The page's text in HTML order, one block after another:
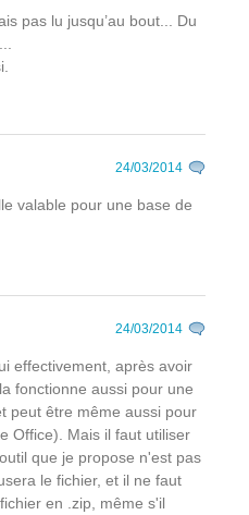
pas lu jusqu’au bout... Du
24/03/2014
valable pour une base de
24/03/2014
effectivement, après avoir
fonctionne aussi pour une
peut être même aussi pour
Office). Mais il faut utiliser
que je propose n'est pas
le fichier, et il ne faut
en .zip, même s'il